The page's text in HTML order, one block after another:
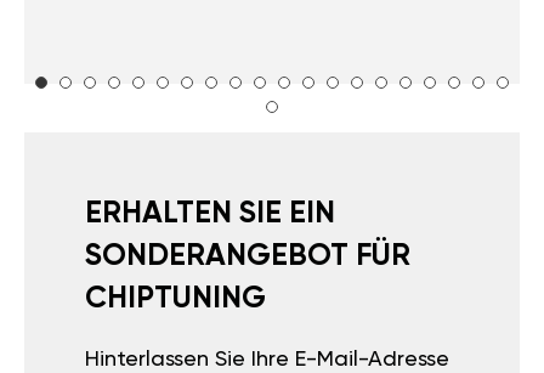
ERHALTEN SIE EIN
SONDERANGEBOT FÜR
CHIPTUNING
Hinterlassen Sie Ihre E-Mail-Adresse